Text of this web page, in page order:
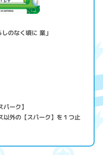
のなく頃に 業」
ーク】
以外の【スパーク】を１つ止